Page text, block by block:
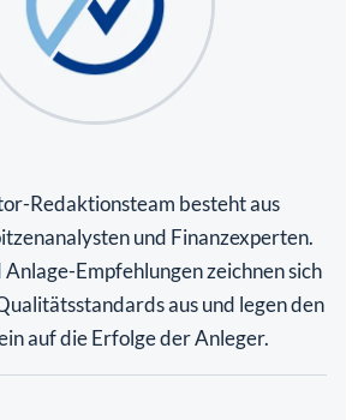
Redaktionsteam besteht aus
und Finanzexperten.
Empfehlungen zeichnen sich
aus und legen den
auf die Erfolge der Anleger.